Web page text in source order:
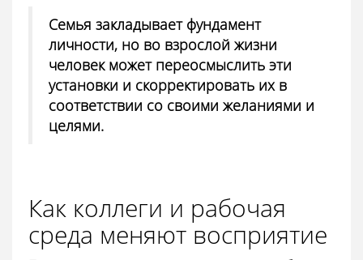
Семья закладывает фундамент
личности, но во взрослой жизни
человек может переосмыслить эти
установки и скорректировать их в
соответствии со своими желаниями и
целями.
Как коллеги и рабочая
среда меняют восприятие